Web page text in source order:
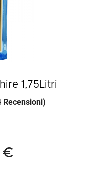
1,75Litri
Recensioni)
€